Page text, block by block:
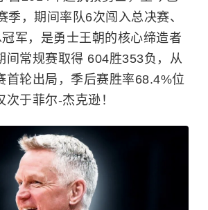
季，期间率队6次闯入总决赛、
军，是勇士王朝的核心缔造者
间常规赛取得 604胜353负，从
首轮出局，季后赛胜率68.4%位
于菲尔-杰克逊！